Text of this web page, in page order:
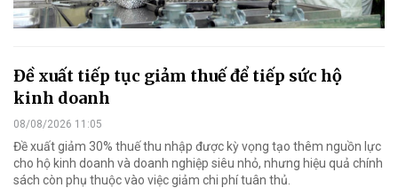
Đề xuất tiếp tục giảm thuế để tiếp sức hộ
kinh doanh
08/08/2026 11:05
Đề xuất giảm 30% thuế thu nhập được kỳ vọng tạo thêm nguồn lực
cho hộ kinh doanh và doanh nghiệp siêu nhỏ, nhưng hiệu quả chính
sách còn phụ thuộc vào việc giảm chi phí tuân thủ.